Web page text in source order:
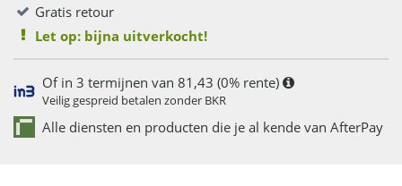
Gratis retour
Let op: bijna uitverkocht!
Of in 3 termijnen van 81,43 (0% rente)
Veilig gespreid betalen zonder BKR
Alle diensten en producten die je al kende van AfterPay